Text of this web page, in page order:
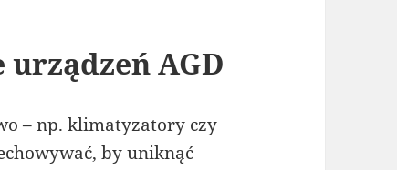
urządzeń AGD
– np. klimatyzatory czy
by uniknąć